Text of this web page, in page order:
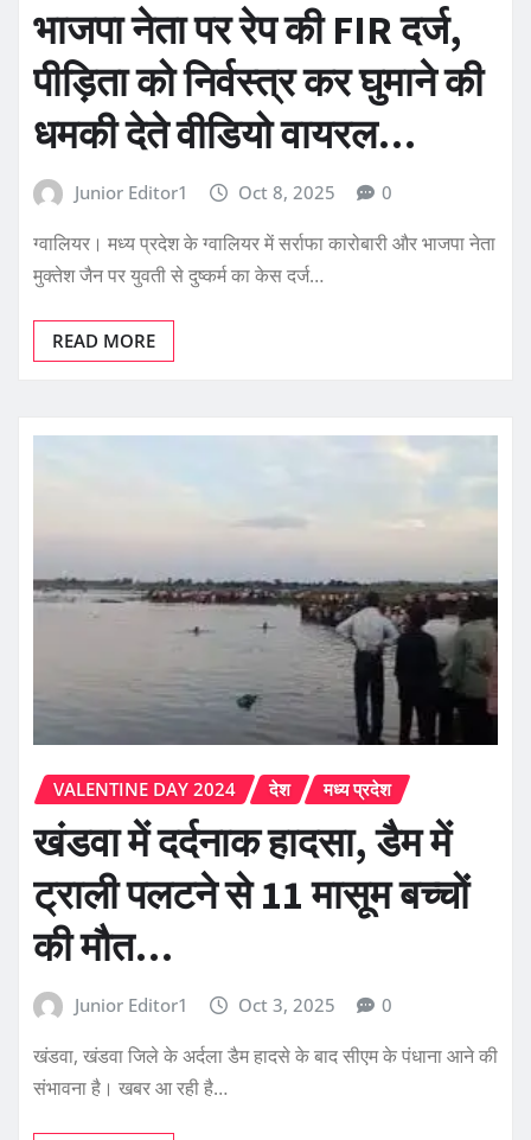
भाजपा नेता पर रेप की FIR दर्ज,
पीड़िता को निर्वस्त्र कर घुमाने की
धमकी देते वीडियो वायरल…
Junior Editor1 Oct 8, 2025 0
ग्वालियर। मध्य प्रदेश के ग्वालियर में सर्राफा कारोबारी और भाजपा नेता
मुक्तेश जैन पर युवती से दुष्कर्म का केस दर्ज…
READ MORE
VALENTINE DAY 2024 देश मध्य प्रदेश
खंडवा में दर्दनाक हादसा, डैम में
ट्राली पलटने से 11 मासूम बच्चों
की मौत…
Junior Editor1 Oct 3, 2025 0
खंडवा, खंडवा जिले के अर्दला डैम हादसे के बाद सीएम के पंधाना आने की
संभावना है। खबर आ रही है…